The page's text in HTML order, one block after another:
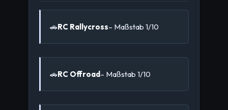
🚗RC Rallycross– Maßstab 1/10
🚗RC Offroad– Maßstab 1/10